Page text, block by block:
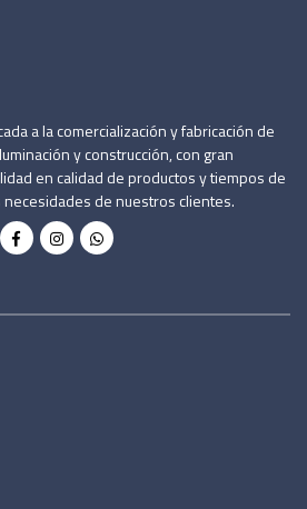
a la comercialización y fabricación de
y construcción, con gran
en calidad de productos y tiempos de
de nuestros clientes.